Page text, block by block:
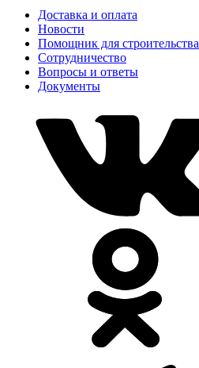
Доставка и оплата
Новости
Помощник для строительства
Сотрудничество
Вопросы и ответы
Документы